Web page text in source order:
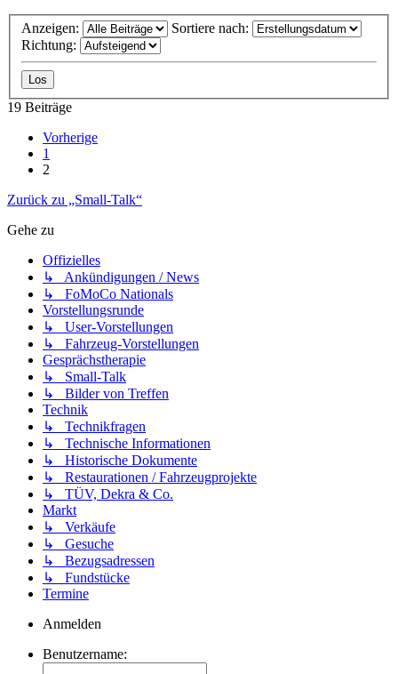
Anzeigen:
Sortiere nach:
Richtung:
19 Beiträge
Vorherige
1
2
Zurück zu „Small-Talk“
Gehe zu
Offizielles
↳ Ankündigungen / News
↳ FoMoCo Nationals
Vorstellungsrunde
↳ User-Vorstellungen
↳ Fahrzeug-Vorstellungen
Gesprächstherapie
↳ Small-Talk
↳ Bilder von Treffen
Technik
↳ Technikfragen
↳ Technische Informationen
↳ Historische Dokumente
↳ Restaurationen / Fahrzeugprojekte
↳ TÜV, Dekra & Co.
Markt
↳ Verkäufe
↳ Gesuche
↳ Bezugsadressen
↳ Fundstücke
Termine
Anmelden
Benutzername: